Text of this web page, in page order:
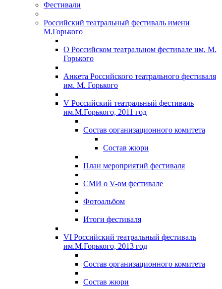
Фестивали
Российский театральный фестиваль имени
М.Горького
О Российском театральном фестивале им. М.
Горького
Анкета Российского театрального фестиваля
им. М. Горького
V Российский театральный фестиваль
им.М.Горького, 2011 год
Состав организационного комитета
Состав жюри
План мероприятий фестиваля
СМИ о V-ом фестивале
Фотоальбом
Итоги фестиваля
VI Российский театральный фестиваль
им.М.Горького, 2013 год
Состав организационного комитета
Состав жюри